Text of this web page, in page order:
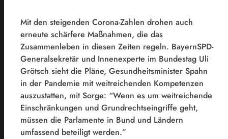
Mit den steigenden Corona-Zahlen drohen auch
erneute schärfere Maßnahmen, die das
Zusammenleben in diesen Zeiten regeln. BayernSPD-
Generalsekretär und Innenexperte im Bundestag Uli
Grötsch sieht die Pläne, Gesundheitsminister Spahn
in der Pandemie mit weitreichenden Kompetenzen
auszustatten, mit Sorge: “Wenn es um weitreichende
Einschränkungen und Grundrechtseingriffe geht,
müssen die Parlamente in Bund und Ländern
umfassend beteiligt werden.”